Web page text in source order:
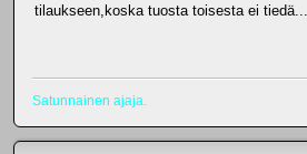
tilaukseen,koska tuosta toisesta ei tiedä...
Satunnainen ajaja.